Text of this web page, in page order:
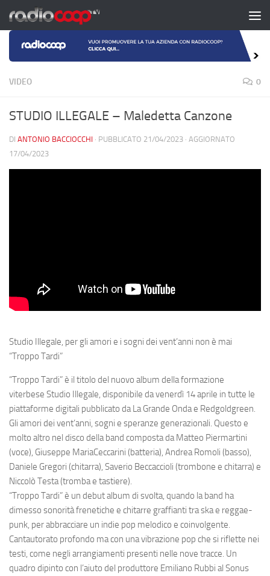
Salta al contenuto
VIDEO 0
STUDIO ILLEGALE – Maledetta Canzone
DI ANTONIO BACCIOCCHI · PUBBLICATO 21/04/2023 · AGGIORNATO
17/04/2023
Studio Illegale, per gli amori e i sogni dei vent’anni non è mai
“Troppo Tardi”
“Troppo Tardi” è il titolo del nuovo album della formazione
viterbese Studio Illegale, disponibile da venerdì 14 aprile in tutte le
piattaforme digitali pubblicato daLa Grande Ondae Redgoldgreen.
Gli amori dei vent’anni, sogni e speranze generazionali. Questo e
molto altro nel disco della band composta daMatteo Piermartini
(voce), Giuseppe MariaCeccarini (batteria), Andrea Romoli (basso),
Daniele Gregori (chitarra), Saverio Beccaccioli (trombone e chitarra) e
Niccolò Testa(tromba e tastiere).
“Troppo Tardi” è un debut album di svolta, quando la band ha
dimesso sonorità frenetiche e chitarre graffianti tra ska e reggae-
punk, per abbracciare un indie pop melodico e coinvolgente.
Cantautorato profondo ma con unavibrazione pop che si riflette nei
testi, come negli arrangiamenti presenti nelle nove tracce. Un
quadro dipinto con l’aiuto del produttore Emiliano Rubbi al Sonus